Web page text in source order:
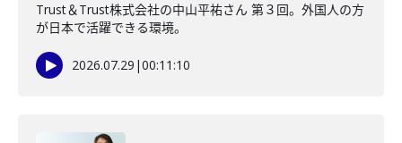
Trust＆Trust株式会社の中山平祐さん 第３回。外国人の方
が日本で活躍できる環境。
2026.07.29 |00:11:10